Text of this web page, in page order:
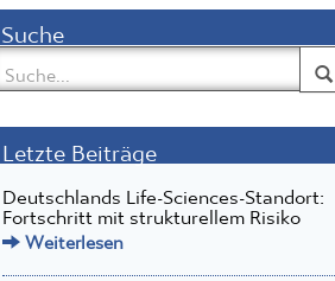
Suche
Letzte Beiträge
Deutschlands Life-Sciences-Standort:
Fortschritt mit strukturellem Risiko
Weiterlesen